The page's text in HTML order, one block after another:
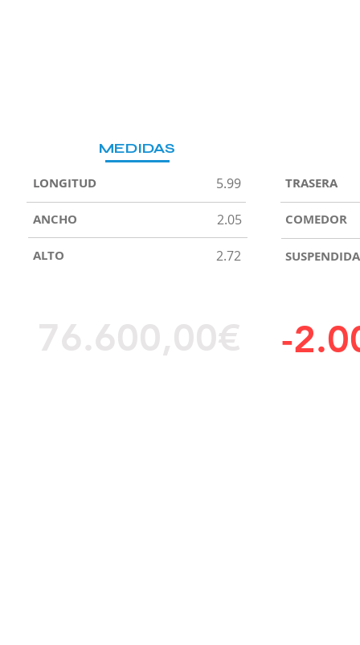
MEDIDAS
LONGITUD 5.99
ANCHO 2.05
ALTO 2.72
TRASERA
COMEDOR
SUSPENDIDA
76.600,00€ -